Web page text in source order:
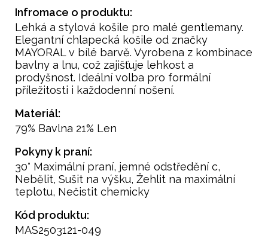
Infromace o produktu:
Lehká a stylová košile pro malé gentlemany.
Elegantní chlapecká košile od značky
MAYORAL v bílé barvě. Vyrobena z kombinace
bavlny a lnu, což zajišťuje lehkost a
prodyšnost. Ideální volba pro formální
příležitosti i každodenní nošení.
Materiál:
79% Bavlna 21% Len
Pokyny k praní:
30° Maximální praní, jemné odstředění c,
Nebělit, Sušit na výšku, Žehlit na maximální
teplotu, Nečistit chemicky
Kód produktu:
MAS2503121-049